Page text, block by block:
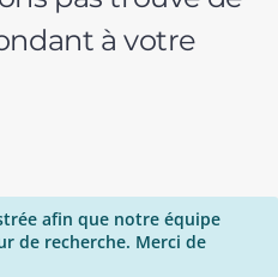
à votre
afin que notre équipe
de recherche. Merci de